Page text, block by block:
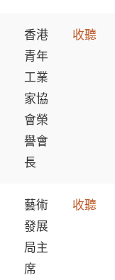
香港
青年
工業
家協
會榮
譽會
長
收聽
藝術
發展
局主
席
收聽